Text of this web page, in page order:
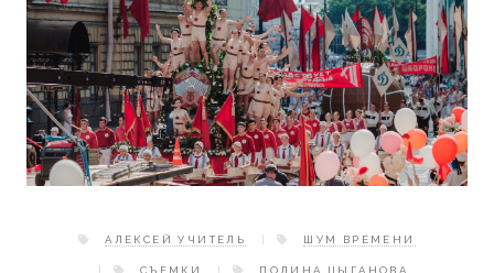
АЛЕКСЕЙ УЧИТЕЛЬ ШУМ ВРЕМЕНИ
СЪЕМКИ ПОЛИНА ЦЫГАНОВА